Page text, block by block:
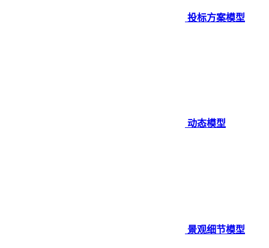
投标方案模型
动态模型
景观细节模型